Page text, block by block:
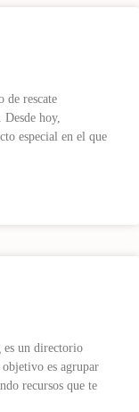
de rescate
Desde hoy,
especial en el que
un directorio
es agrupar
recursos que te